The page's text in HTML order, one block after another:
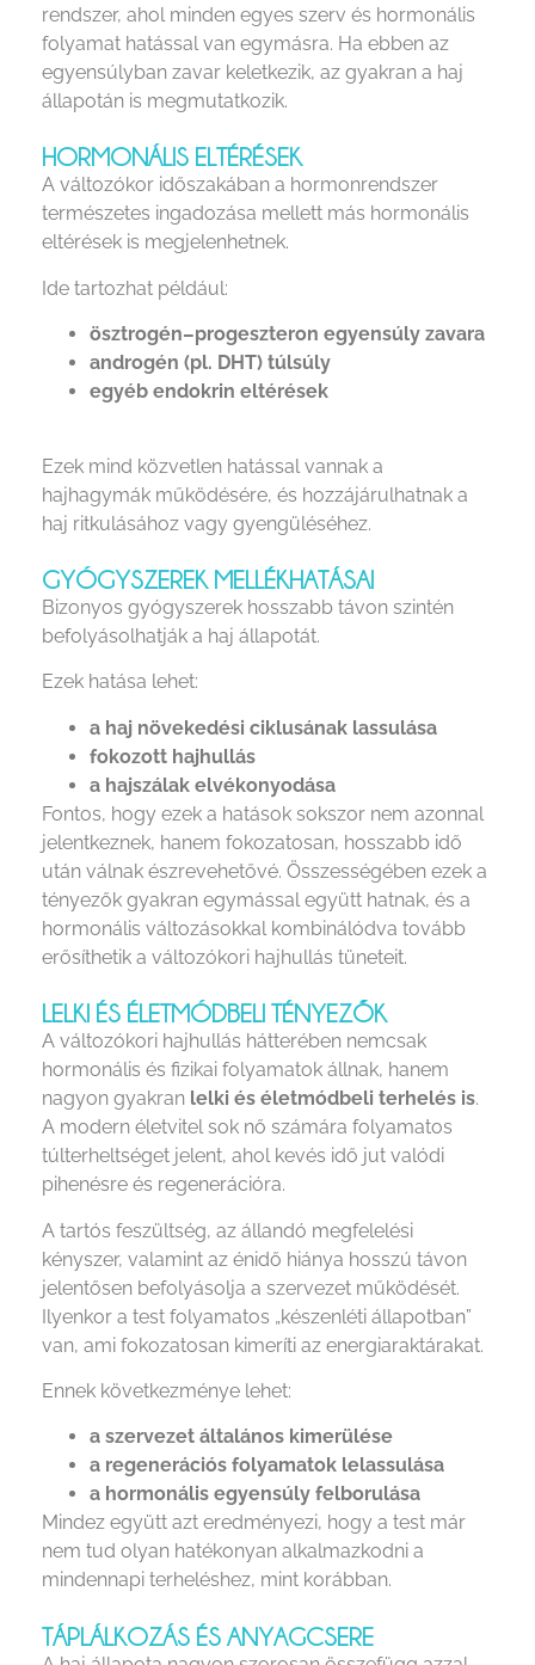
rendszer, ahol minden egyes szerv és hormonális
folyamat hatással van egymásra. Ha ebben az
egyensúlyban zavar keletkezik, az gyakran a haj
állapotán is megmutatkozik.
HORMONÁLIS ELTÉRÉSEK
A változókor időszakában a hormonrendszer
természetes ingadozása mellett más hormonális
eltérések is megjelenhetnek.
Ide tartozhat például:
ösztrogén–progeszteron egyensúly zavara
androgén (pl. DHT) túlsúly
egyéb endokrin eltérések
Ezek mind közvetlen hatással vannak a
hajhagymák működésére, és hozzájárulhatnak a
haj ritkulásához vagy gyengüléséhez.
GYÓGYSZEREK MELLÉKHATÁSAI
Bizonyos gyógyszerek hosszabb távon szintén
befolyásolhatják a haj állapotát.
Ezek hatása lehet:
a haj növekedési ciklusának lassulása
fokozott hajhullás
a hajszálak elvékonyodása
Fontos, hogy ezek a hatások sokszor nem azonnal
jelentkeznek, hanem fokozatosan, hosszabb idő
után válnak észrevehetővé. Összességében ezek a
tényezők gyakran egymással együtt hatnak, és a
hormonális változásokkal kombinálódva tovább
erősíthetik a változókori hajhullás tüneteit.
LELKI ÉS ÉLETMÓDBELI TÉNYEZŐK
A változókori hajhullás hátterében nemcsak
hormonális és fizikai folyamatok állnak, hanem
nagyon gyakran lelki és életmódbeli terhelés is.
A modern életvitel sok nő számára folyamatos
túlterheltséget jelent, ahol kevés idő jut valódi
pihenésre és regenerációra.
A tartós feszültség, az állandó megfelelési
kényszer, valamint az énidő hiánya hosszú távon
jelentősen befolyásolja a szervezet működését.
Ilyenkor a test folyamatos „készenléti állapotban”
van, ami fokozatosan kimeríti az energiaraktárakat.
Ennek következménye lehet:
a szervezet általános kimerülése
a regenerációs folyamatok lelassulása
a hormonális egyensúly felborulása
Mindez együtt azt eredményezi, hogy a test már
nem tud olyan hatékonyan alkalmazkodni a
mindennapi terheléshez, mint korábban.
TÁPLÁLKOZÁS ÉS ANYAGCSERE